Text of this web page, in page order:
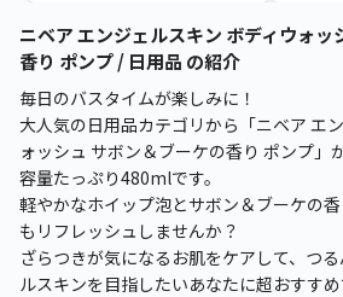
ニベア エンジェルスキン ボディウォッ
香り ポンプ / 日用品 の紹介
毎日のバスタイムが楽しみに！
大人気の日用品カテゴリから「ニベア エ
ォッシュ サボン＆ブーケの香り ポンプ」
容量たっぷり480mlです。
軽やかなホイップ泡とサボン＆ブーケの
もリフレッシュしませんか？
ざらつきが気になるお肌をケアして、つ
ルスキンを目指したいあなたに超おすすめ